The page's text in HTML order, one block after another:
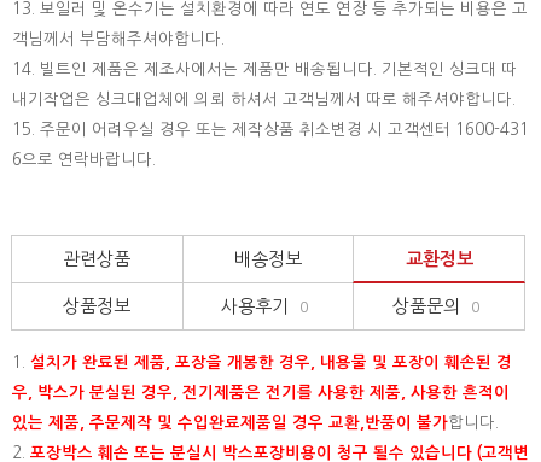
13. 보일러 및 온수기는 설치환경에 따라 연도 연장 등 추가되는 비용은 고
객님께서 부담해주셔야합니다.
14. 빌트인 제품은 제조사에서는 제품만 배송됩니다. 기본적인 싱크대 따
내기작업은 싱크대업체에 의뢰 하셔서 고객님께서 따로 해주셔야합니다.
15. 주문이 어려우실 경우 또는 제작상품 취소변경 시 고객센터 1600-431
6으로 연락바랍니다.
관련상품 배송정보 교환정보
상품정보 사용후기 0 상품문의 0
1. 설치가 완료된 제품, 포장을 개봉한 경우, 내용물 및 포장이 훼손된 경
우, 박스가 분실된 경우, 전기제품은 전기를 사용한 제품, 사용한 흔적이
있는 제품, 주문제작 및 수입완료제품일 경우 교환,반품이 불가합니다.
2. 포장박스 훼손 또는 분실시 박스포장비용이 청구 될수 있습니다 (고객변